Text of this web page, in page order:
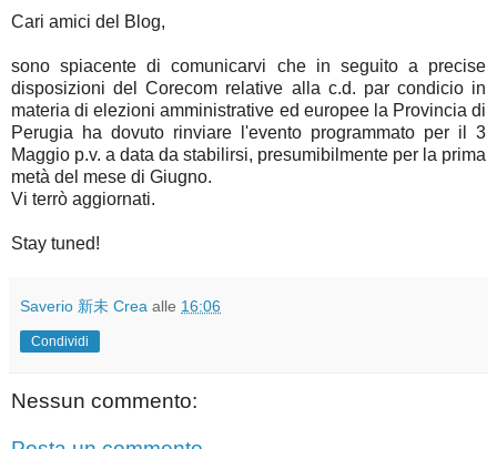
Cari amici del Blog,
sono spiacente di comunicarvi che in seguito a precise
disposizioni del Corecom relative alla c.d. par condicio in
materia di elezioni amministrative ed europee la Provincia di
Perugia ha dovuto rinviare l'evento programmato per il 3
Maggio p.v. a data da stabilirsi, presumibilmente per la prima
metà del mese di Giugno.
Vi terrò aggiornati.
Stay tuned!
Saverio 新未 Crea alle 16:06
Condividi
Nessun commento: